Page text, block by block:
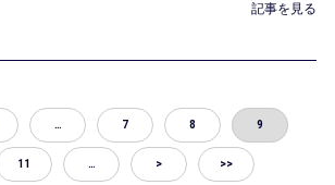
記事を見る
… 7 8 9
11 … > >>